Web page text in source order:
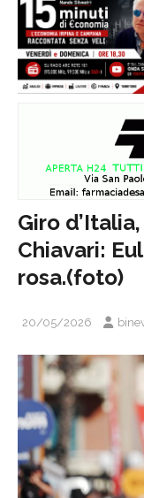
Giro
Chiavari:
rosa.(foto)
20/05/2026